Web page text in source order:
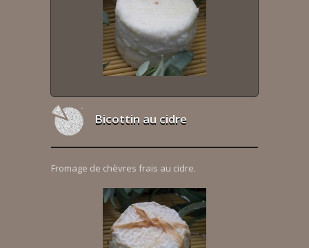
Bicottin au cidre
Fromage de chèvres frais au cidre.